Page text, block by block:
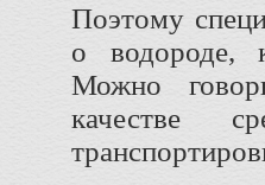
Поэтому
о водороде,
Можно
качестве